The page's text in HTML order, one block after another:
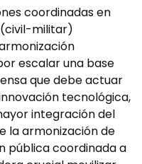
coordinadas en
militar)
escalar una base
que debe actuar
tecnológica,
integración del
la armonización de
pública coordinada a